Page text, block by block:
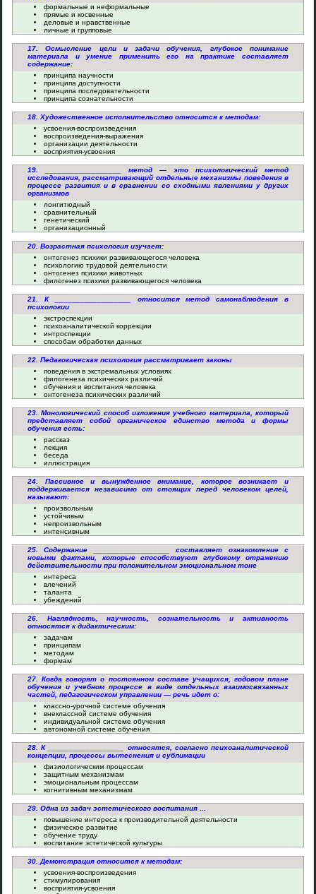
формальные и неформальные
прямые и косвенные
деловые и нравственные
личные и групповые
17. Осмысление цели и задачи обучения, глубокое понимание
материала и умение применить его на практике составляет
содержание:
принципа научности
принципа доступности
принципа последовательности
принципа сознательности
18. Художественное исполнительство относится к методам:
усвоения-воспроизведения
воспроизведения-выражения
организации деятельности
восприятия-усвоения
19. __________________ метод — это психологический метод
исследования, рассматривающий отдельные механизмы поведения в
процессе развития и в сравнении со сходными явлениями у других
организмов
лонгитюдный
сравнительный
генетический
организационный
20. Возрастная психология изучает:
онтогенез психики развивающегося человека
психологию трудовой деятельности
онтогенез психики животных
филогенез психики развивающегося человека
21. К __________________ относится метод самонаблюдения в
психологии
экстроспекции
психоаналитической коррекции
интроспекции
способам обработки данных
22. Педагогическая психология рассматривает законы
поведения в экстремальных условиях
филогенеза психических различий
обучения и воспитания человека
онтогенеза психических различий
23. Монологический способ изложения учебного материала, который
представляет собой органическое единство метода и формы
обучения есть:
рассказ
лекция
беседа
иллюстрация
24. Пассивное и вынужденное внимание, которое возникает и
поддерживается независимо от стоящих перед человеком целей,
называют:
произвольным
устойчивым
непроизвольным
интенсивным
25. Содержание __________________ составляет ознакомление с
новыми фактами, которые способствуют глубокому отражению
действительности при положительном эмоциональном тоне
интереса
влечений
таланта
убеждений
26. Наглядность, научность, сознательность и активность
относятся к дидактическим:
задачам
принципам
методам
формам
27. Когда говорят о постоянном составе учащихся, годовом плане
обучения и учебном процессе в виде отдельных взаимосвязанных
частей, педагогическом управлении — речь идет о:
классно-урочной системе обучения
внеклассной системе обучения
индивидуальной системе обучения
автономной системе обучения
28. К __________________ относятся, согласно психоаналитической
концепции, процессы вытеснения и сублимации
физиологическим процессам
защитным механизмам
эмоциональным процессам
когнитивным механизмам
29. Одна из задач эстетического воспитания ...
повышение интереса к производительной деятельности
физическое развитие
обучение труду
воспитание эстетической культуры
30. Демонстрация относится к методам:
усвоения-воспроизведения
стимулирования
восприятия-усвоения